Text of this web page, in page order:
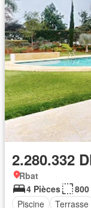
2.280.332
Rbat
4 Pièces
800
Piscine
Terrasse